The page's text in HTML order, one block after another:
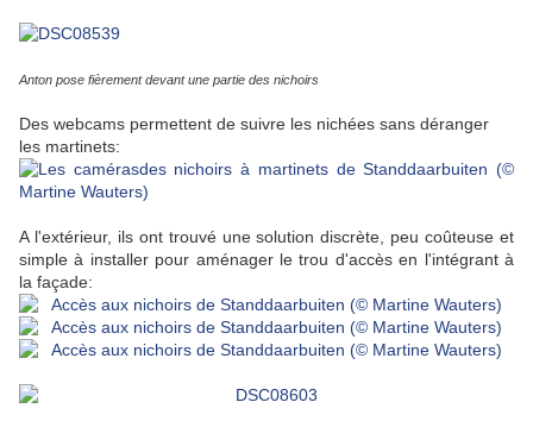
Anton pose fièrement devant une partie des nichoirs
Des webcams permettent de suivre les nichées sans déranger
les martinets:
A l'extérieur, ils ont trouvé une solution discrète, peu coûteuse et
simple à installer pour aménager le trou d'accès en l'intégrant à
la façade: